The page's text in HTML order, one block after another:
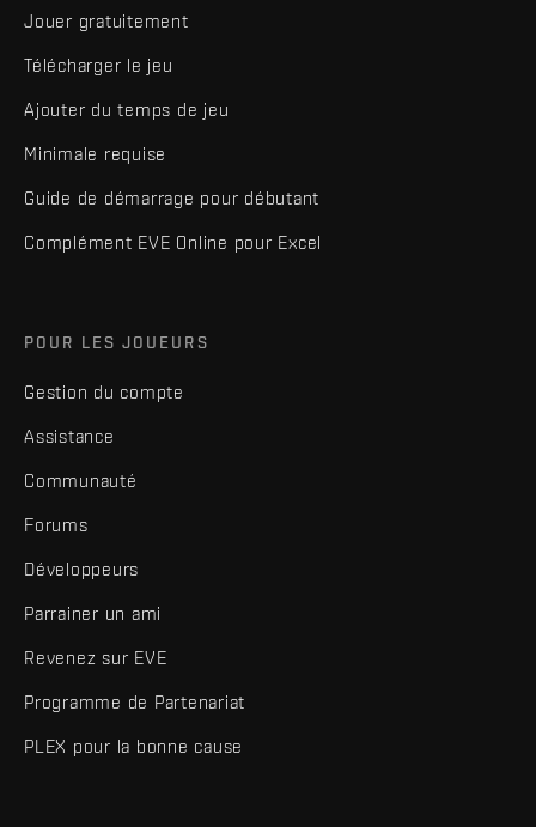
Jouer gratuitement
Télécharger le jeu
Ajouter du temps de jeu
Minimale requise
Guide de démarrage pour débutant
Complément EVE Online pour Excel
POUR LES JOUEURS
Gestion du compte
Assistance
Communauté
Forums
Développeurs
Parrainer un ami
Revenez sur EVE
Programme de Partenariat
PLEX pour la bonne cause